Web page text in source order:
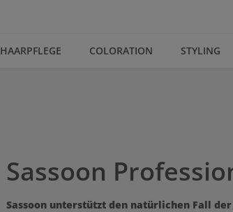
HAARPFLEGE COLORATION STYLING
Sassoon
Sassoon unterstützt den natürlichen Fall